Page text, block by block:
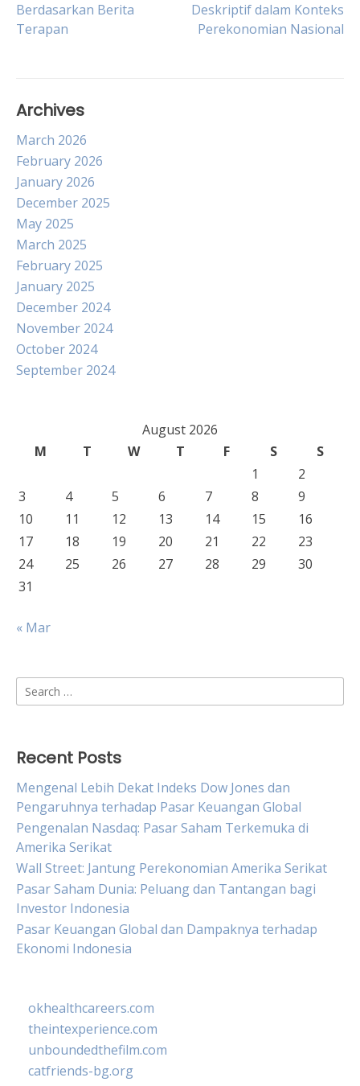
navigation
Berdasarkan Berita
Terapan
Deskriptif dalam Konteks
Perekonomian Nasional
Archives
March 2026
February 2026
January 2026
December 2025
May 2025
March 2025
February 2025
January 2025
December 2024
November 2024
October 2024
September 2024
August 2026
M
T W T F S
S
1
2
3
4 5 6 7 8
9
10
11 12 13 14 15
16
17
18 19 20 21 22
23
24
25 26 27 28 29
30
31
« Mar
Search
for:
Recent Posts
Mengenal Lebih Dekat Indeks Dow Jones dan
Pengaruhnya terhadap Pasar Keuangan Global
Pengenalan Nasdaq: Pasar Saham Terkemuka di
Amerika Serikat
Wall Street: Jantung Perekonomian Amerika Serikat
Pasar Saham Dunia: Peluang dan Tantangan bagi
Investor Indonesia
Pasar Keuangan Global dan Dampaknya terhadap
Ekonomi Indonesia
okhealthcareers.com
theintexperience.com
unboundedthefilm.com
catfriends-bg.org